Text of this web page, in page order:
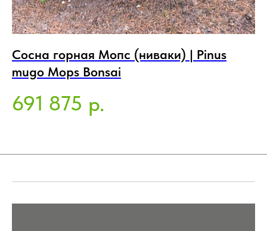
Сосна горная Мопс (ниваки) | Pinus
mugo Mops Bonsai
691 875 р.